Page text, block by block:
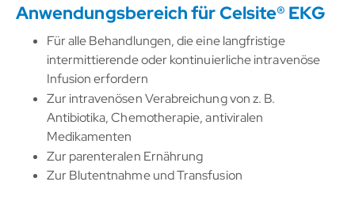
Anwendungsbereich für Celsite® EKG
Für alle Behandlungen, die eine langfristige
intermittierende oder kontinuierliche intravenöse
Infusion erfordern
Zur intravenösen Verabreichung von z. B.
Antibiotika, Chemotherapie, antiviralen
Medikamenten
Zur parenteralen Ernährung
Zur Blutentnahme und Transfusion